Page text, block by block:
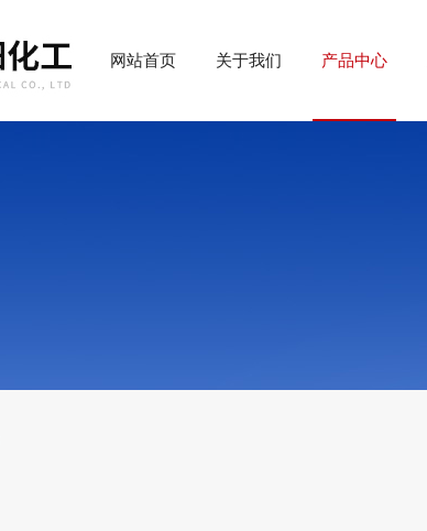
网站首页 关于我们 产品中心